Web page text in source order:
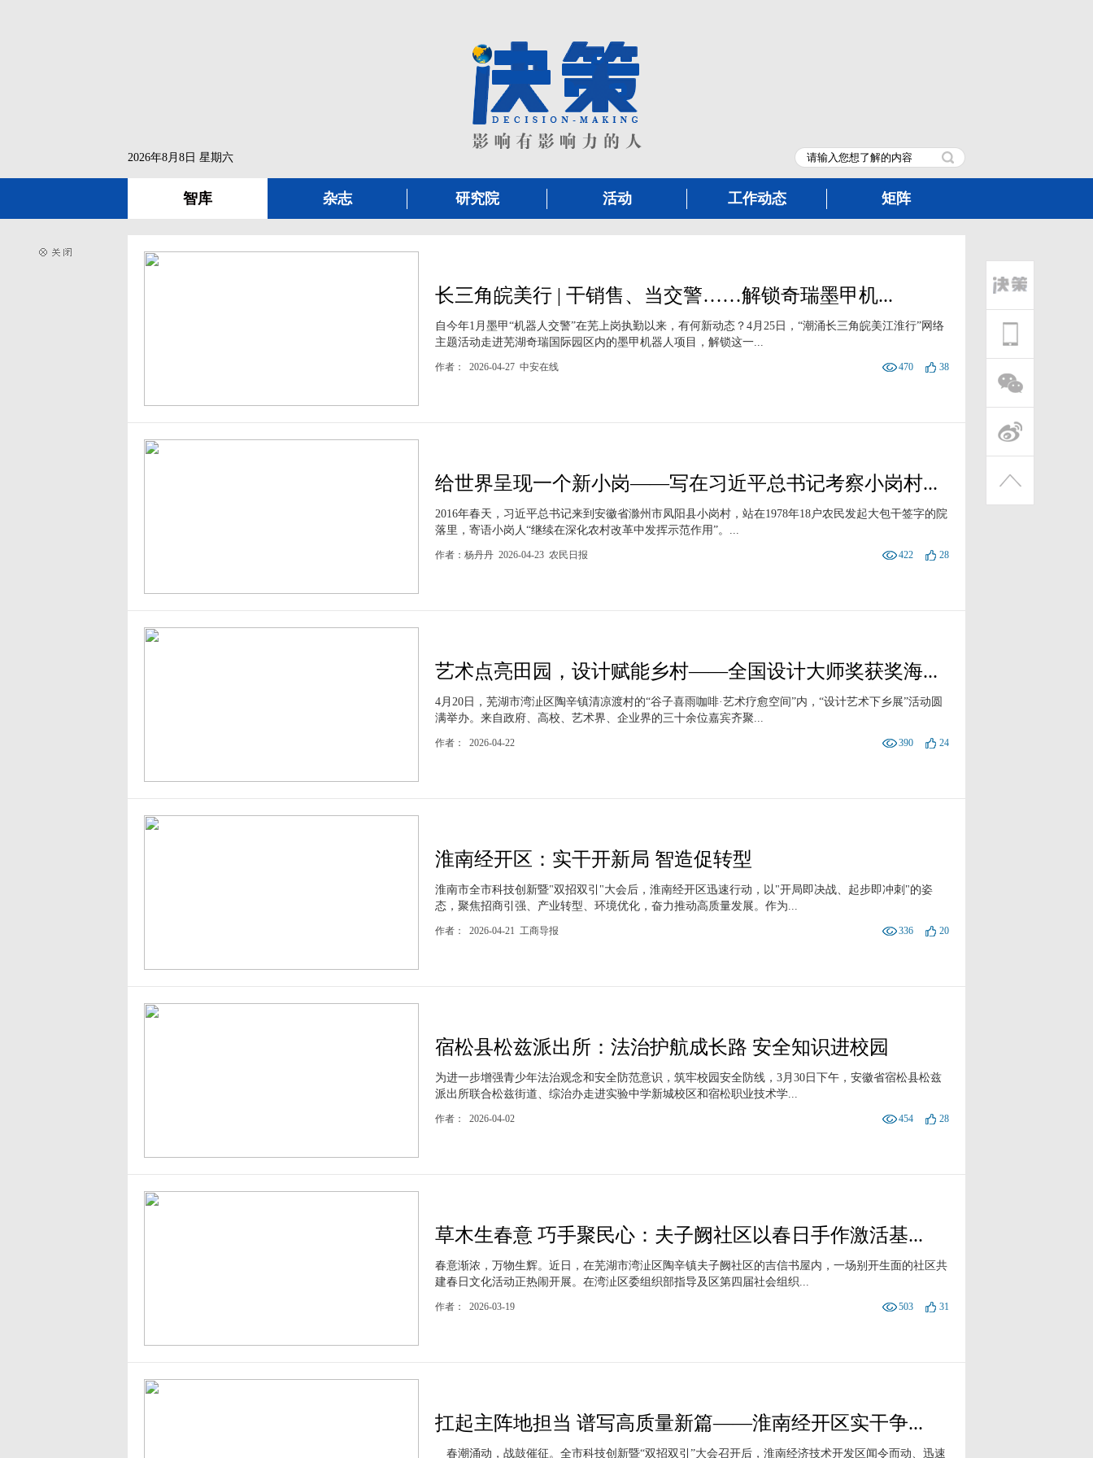
2026年8月8日 星期六
智库 杂志 研究院 活动 工作动态 矩阵
长三角皖美行 | 干销售、当交警……解锁奇瑞墨甲机...
自今年1月墨甲“机器人交警”在芜上岗执勤以来，有何新动态？4月25日，“潮涌长三角皖美江淮行”网络
主题活动走进芜湖奇瑞国际园区内的墨甲机器人项目，解锁这一...
作者： 2026-04-27 中安在线 470 38
给世界呈现一个新小岗——写在习近平总书记考察小岗村...
2016年春天，习近平总书记来到安徽省滁州市凤阳县小岗村，站在1978年18户农民发起大包干签字的院
落里，寄语小岗人“继续在深化农村改革中发挥示范作用”。...
作者：杨丹丹 2026-04-23 农民日报 422 28
艺术点亮田园，设计赋能乡村——全国设计大师奖获奖海...
4月20日，芜湖市湾沚区陶辛镇清凉渡村的“谷子喜雨咖啡·艺术疗愈空间”内，“设计艺术下乡展”活动圆
满举办。来自政府、高校、艺术界、企业界的三十余位嘉宾齐聚...
作者： 2026-04-22 390 24
淮南经开区：实干开新局 智造促转型
淮南市全市科技创新暨"双招双引"大会后，淮南经开区迅速行动，以"开局即决战、起步即冲刺"的姿
态，聚焦招商引强、产业转型、环境优化，奋力推动高质量发展。作为...
作者： 2026-04-21 工商导报 336 20
宿松县松兹派出所：法治护航成长路 安全知识进校园
为进一步增强青少年法治观念和安全防范意识，筑牢校园安全防线，3月30日下午，安徽省宿松县松兹
派出所联合松兹街道、综治办走进实验中学新城校区和宿松职业技术学...
作者： 2026-04-02 454 28
草木生春意 巧手聚民心：夫子阙社区以春日手作激活基...
春意渐浓，万物生辉。近日，在芜湖市湾沚区陶辛镇夫子阙社区的吉信书屋内，一场别开生面的社区共
建春日文化活动正热闹开展。在湾沚区委组织部指导及区第四届社会组织...
作者： 2026-03-19 503 31
扛起主阵地担当 谱写高质量新篇——淮南经开区实干争...
春潮涌动，战鼓催征。全市科技创新暨“双招双引”大会召开后，淮南经济技术开发区闻令而动、迅速